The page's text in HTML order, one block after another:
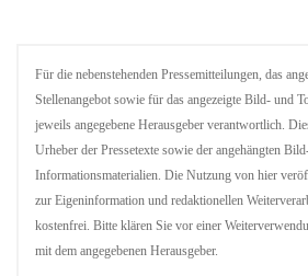
Für die nebenstehenden Pressemitteilungen, das
Stellenangebot sowie für das angezeigte Bild- und
jeweils angegebene Herausgeber verantwortlich.
Urheber der Pressetexte sowie der angehängten
Informationsmaterialien. Die Nutzung von hier
zur Eigeninformation und redaktionellen
kostenfrei. Bitte klären Sie vor einer
mit dem angegebenen Herausgeber.